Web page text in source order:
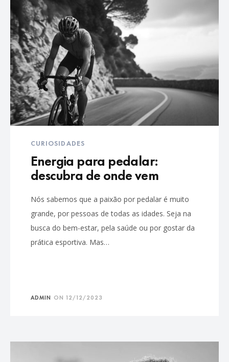
CURIOSIDADES
Energia para pedalar:
descubra de onde vem
Nós sabemos que a paixão por pedalar é muito
grande, por pessoas de todas as idades. Seja na
busca do bem-estar, pela saúde ou por gostar da
prática esportiva. Mas…
ADMIN ON 12/12/2023